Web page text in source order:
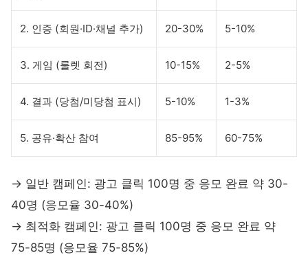
2. 인증 (회원·ID·채널 추가) 20-30% 5-10%
3. 게임 (룰렛 회전) 10-15% 2-5%
4. 결과 (당첨/미당첨 표시) 5-10% 1-3%
5. 공유·확산 참여 85-95% 60-75%
→ 일반 캠페인: 광고 클릭 100명 중 응모 완료 약 30-
40명 (응모율 30-40%)
→ 최적화 캠페인: 광고 클릭 100명 중 응모 완료 약
75-85명 (응모율 75-85%)